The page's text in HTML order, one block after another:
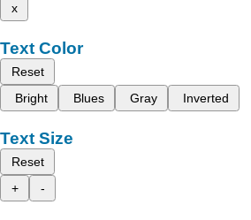
x
Text Color
Reset
Bright
Blues Gray Inverted
Text Size
Reset
+
-